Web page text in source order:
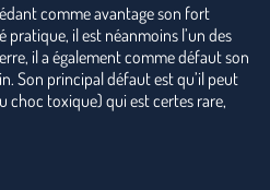
comme avantage son fort
il est néanmoins l’un des
il a également comme défaut son
Son principal défaut est qu’il peut
choc toxique) qui est certes rare,